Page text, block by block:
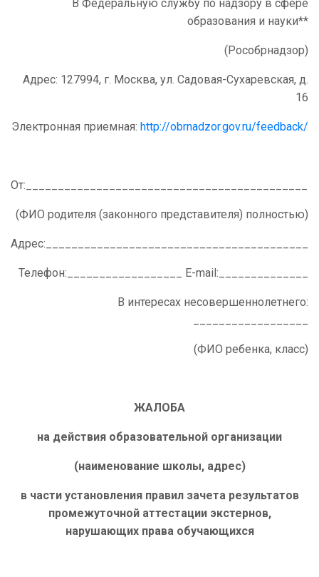
В Федеральную службу по надзору в сфере
образования и науки**
(Рособрнадзор)
Адрес: 127994, г. Москва, ул. Садовая-Сухаревская, д.
16
Электронная приемная: http://obrnadzor.gov.ru/feedback/
(ФИО родителя (законного представителя) полностью)
Телефон:__________________ E-mail:______________
В интересах несовершеннолетнего:
(ФИО ребенка, класс)
ЖАЛОБА
на действия образовательной организации
(наименование школы, адрес)
в части установления правил зачета результатов
промежуточной аттестации экстернов,
нарушающих права обучающихся